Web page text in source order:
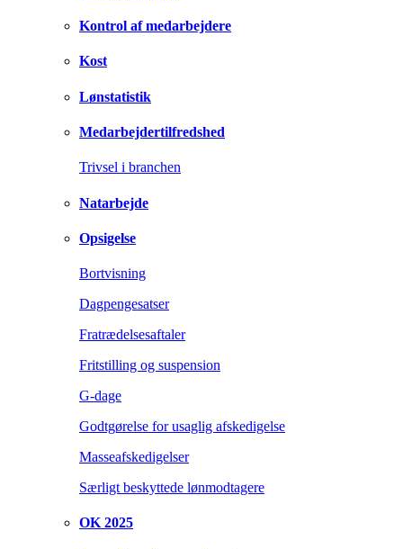
Kontrol af medarbejdere
Kost
Lønstatistik
Medarbejdertilfredshed
Trivsel i branchen
Natarbejde
Opsigelse
Bortvisning
Dagpengesatser
Fratrædelsesaftaler
Fritstilling og suspension
G-dage
Godtgørelse for usaglig afskedigelse
Masseafskedigelser
Særligt beskyttede lønmodtagere
OK 2025